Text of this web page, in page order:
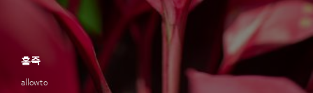
allowto
홍죽